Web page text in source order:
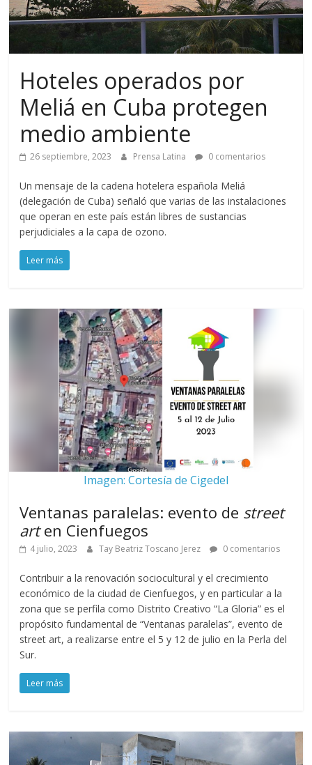
Hoteles operados por
Meliá en Cuba protegen
medio ambiente
26 septiembre, 2023 Prensa Latina 0 comentarios
Un mensaje de la cadena hotelera española Meliá
(delegación de Cuba) señaló que varias de las instalaciones
que operan en este país están libres de sustancias
perjudiciales a la capa de ozono.
Leer más
Imagen: Cortesía de Cigedel
Ventanas paralelas: evento de street
arten Cienfuegos
4 julio, 2023 Tay Beatriz Toscano Jerez 0 comentarios
Contribuir a la renovación sociocultural y el crecimiento
económico de la ciudad de Cienfuegos, y en particular a la
zona que se perfila como Distrito Creativo “La Gloria” es el
propósito fundamental de “Ventanas paralelas”, evento de
street art, a realizarse entre el 5 y 12 de julio en la Perla del
Sur.
Leer más